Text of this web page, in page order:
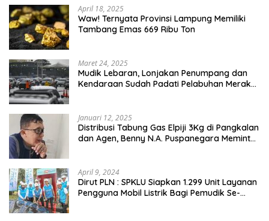
April 18, 2025
Waw! Ternyata Provinsi Lampung Memiliki
Tambang Emas 669 Ribu Ton
Maret 24, 2025
Mudik Lebaran, Lonjakan Penumpang dan
Kendaraan Sudah Padati Pelabuhan Merak
Januari 12, 2025
Distribusi Tabung Gas Elpiji 3Kg di Pangkalan
dan Agen, Benny N.A. Puspanegara Meminta
April 9, 2024
Dirut PLN : SPKLU Siapkan 1.299 Unit Layanan
Pengguna Mobil Listrik Bagi Pemudik Se-